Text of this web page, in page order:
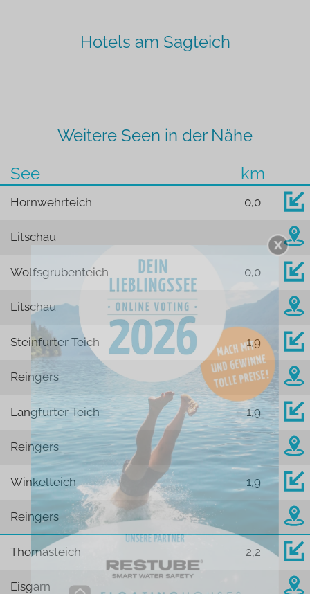
Hotels am Sagteich
Weitere Seen in der Nähe
See
km
Hornwehrteich 0,0
Litschau
Wolfsgrubenteich 0,0
Litschau
Steinfurter Teich 1,9
Reingers
Langfurter Teich 1,9
Reingers
Winkelteich 1,9
Reingers
Thomasteich 2,2
Eisgarn